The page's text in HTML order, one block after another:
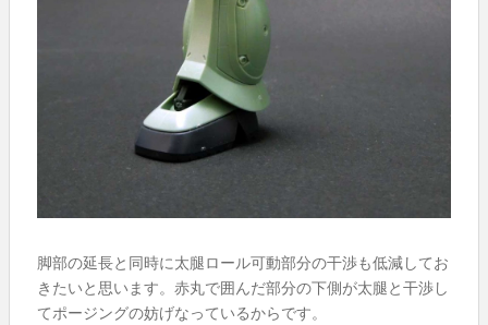
脚部の延長と同時に太腿ロール可動部分の干渉も低減してお
きたいと思います。赤丸で囲んだ部分の下側が太腿と干渉し
てポージングの妨げなっているからです。